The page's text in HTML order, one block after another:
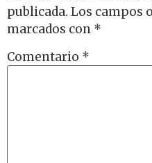
publicada. Los campos
marcados con *
Comentario *